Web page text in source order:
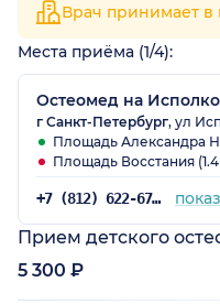
Врач принимает в
Места приёма (1/4):
Остеомед на
г Санкт-Петербург, ул
Площадь Александра
Площадь Восстания
+7 (812) 622-67-84
Прием детского
5 300 ₽